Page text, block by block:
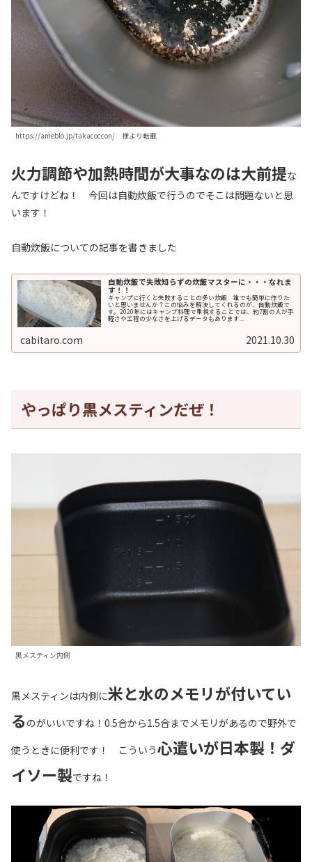
https://ameblo.jp/takacoccon/ 様より転載
火力調節や加熱時間が大事なのは大前提な
んですけどね！ 今回は自動炊飯で行うのでそこは問題ないと思
います！
自動炊飯についての記事を書きました
自動炊飯で失敗知らずの炊飯マスターに・・・なれま
す！！
キャンプに行くと失敗することの多い炊飯 誰でも簡単に作りた
いと思いませんか？この悩みを解決してくれるのが、自動炊飯で
す。2020年にはキャンプ料理で重視することでは、約7割の人が手
軽さや工程の少なさを上げるデータもあります...
cabitaro.com 2021.10.30
やっぱり黒メスティンだぜ！
黒メスティン内側
黒メスティンは内側に米と水のメモリが付いてい
る のがいいですね！0.5合から1.5合までメモリがあるので野外で
使うときに便利です！ こういう心遣いが日本製！ダ
イソー製ですね！